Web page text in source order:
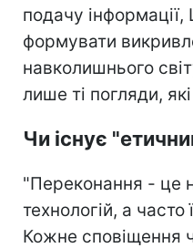
подачу
формувати
навколишнього
лише ті погляди,
Чи існує
"Переконання - це
технологій, а
Кожне сповіщення